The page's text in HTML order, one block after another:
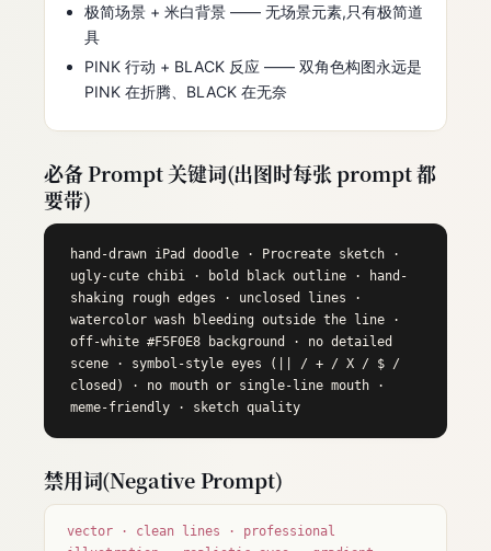
极简场景 + 米白背景 —— 无场景元素,只有极简道
具
PINK 行动 + BLACK 反应 —— 双角色构图永远是
PINK 在折腾、BLACK 在无奈
必备 Prompt 关键词(出图时每张 prompt 都
要带)
hand-drawn iPad doodle · Procreate sketch ·
ugly-cute chibi · bold black outline · hand-
shaking rough edges · unclosed lines ·
watercolor wash bleeding outside the line ·
off-white #F5F0E8 background · no detailed
scene · symbol-style eyes (|| / + / X / $ /
closed) · no mouth or single-line mouth ·
meme-friendly · sketch quality
禁用词(Negative Prompt)
vector · clean lines · professional